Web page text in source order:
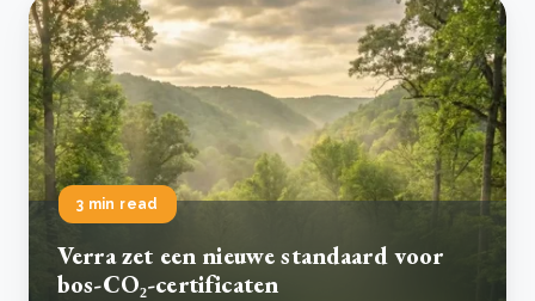
3 min read
Verra zet een nieuwe standaard voor
bos-CO₂-certificaten